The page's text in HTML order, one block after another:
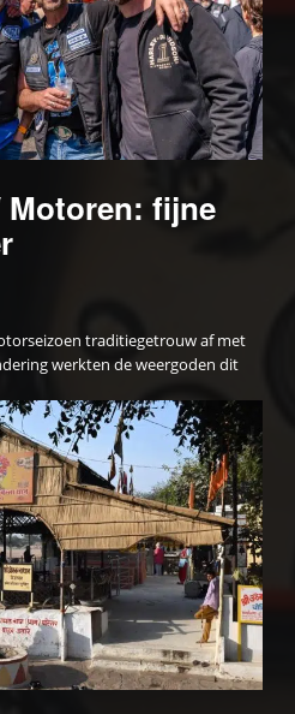
Motoren: fijne
traditiegetrouw af met
werkten de weergoden dit